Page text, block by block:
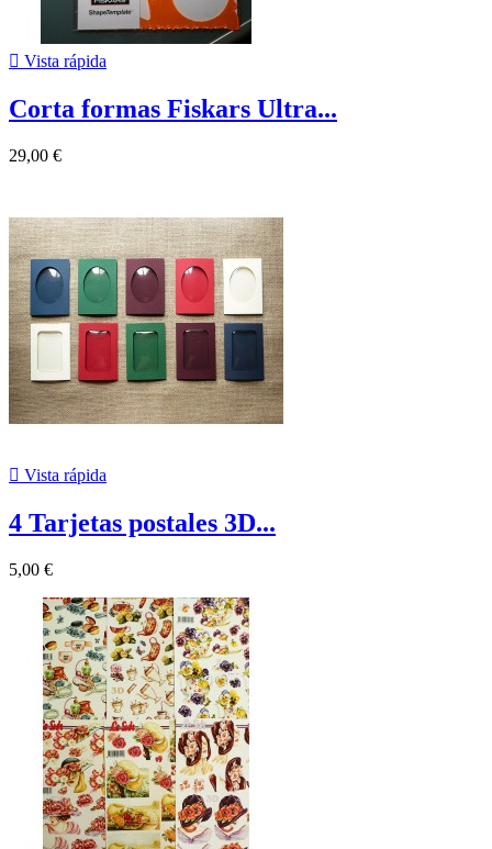
 Vista rápida
Corta formas Fiskars Ultra...
29,00 €
 Vista rápida
4 Tarjetas postales 3D...
5,00 €